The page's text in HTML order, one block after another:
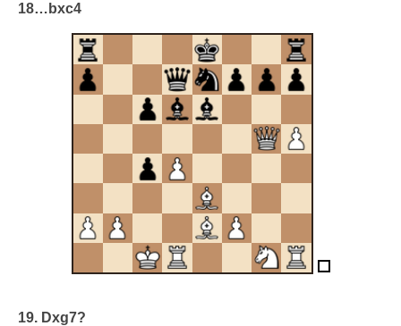
18…bxc4
19. Dxg7?